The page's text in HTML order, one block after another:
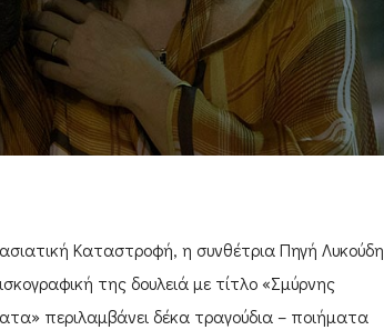
Καταστροφή, η συνθέτρια Πηγή Λυκούδη
της δουλειά με τίτλο «Σμύρνης
περιλαμβάνει δέκα τραγούδια – ποιήματα